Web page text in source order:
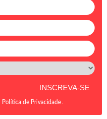
Política de Privacidade